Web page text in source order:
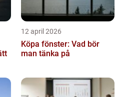
12 april 2026
Köpa fönster: Vad bör
man tänka på